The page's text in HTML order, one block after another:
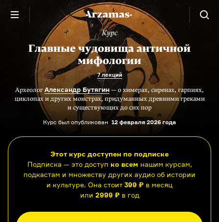
Курс
Главные чудовища античной
мифологии
7 лекций
АрхеологАлександр Бутягин— о химерах, сиренах, гарпиях,
циклопах и других монстрах, придуманных древними греками
и существующих до сих пор
Курс был опубликован 12 февраля 2026 года
Этот курс доступен по подписке
Подписка — это доступ ко всем нашим курсам,
подкастам и множеству других аудио об истории
и культуре. Она стоит399 ₽ в месяц
или 2999 ₽в год